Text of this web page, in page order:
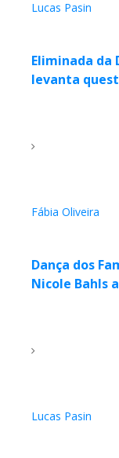
Lucas Pasin
Eliminada da
levanta
Fábia Oliveira
Dança dos
Nicole Bahls
Lucas Pasin